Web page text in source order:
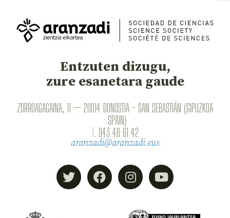
Entzuten dizugu,
zure esanetara gaude
ZORROAGAGAINA, 11 — 20014 DONOSTIA - SAN SEBASTIÁN (GIPUZKOA
· SPAIN)
T. 943 46 61 42
aranzadi@aranzadi.eus